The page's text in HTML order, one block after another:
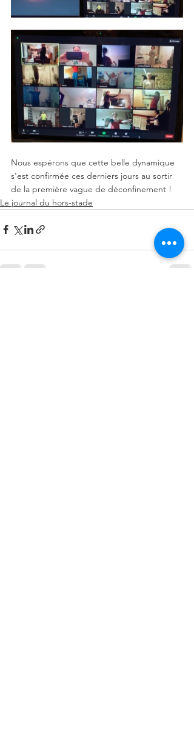
Nous espérons que cette belle dynamique
s'est confirmée ces derniers jours au sortir
de la première vague de déconfinement !
Le journal du hors-stade